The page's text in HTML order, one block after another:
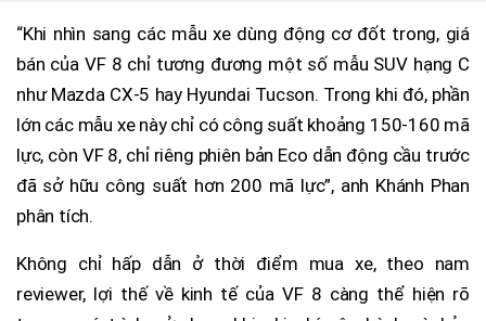
“Khi nhìn sang các mẫu xe dùng động cơ đốt trong, giá
bán của VF 8 chỉ tương đương một số mẫu SUV hạng C
như Mazda CX-5 hay Hyundai Tucson. Trong khi đó, phần
lớn các mẫu xe này chỉ có công suất khoảng 150-160 mã
lực, còn VF 8, chỉ riêng phiên bản Eco dẫn động cầu trước
đã sở hữu công suất hơn 200 mã lực”, anh Khánh Phan
phân tích.
Không chỉ hấp dẫn ở thời điểm mua xe, theo nam
reviewer, lợi thế về kinh tế của VF 8 càng thể hiện rõ